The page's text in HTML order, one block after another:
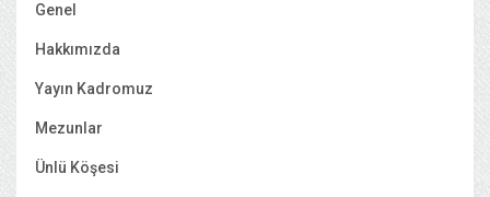
Genel
Hakkımızda
Yayın Kadromuz
Mezunlar
Ünlü Köşesi